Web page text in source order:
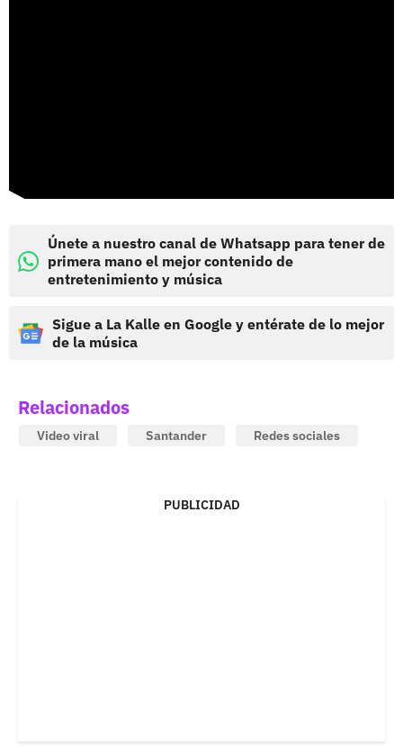
Únete a nuestro canal de Whatsapp para tener de
primera mano el mejor contenido de
entretenimiento y música
Sigue a La Kalle en Google y entérate de lo mejor
de la música
Relacionados
Video viral Santander Redes sociales
PUBLICIDAD